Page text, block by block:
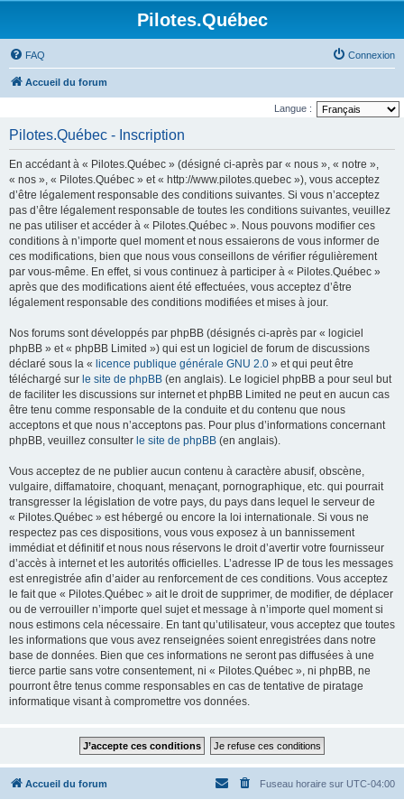
Pilotes.Québec
FAQ Connexion
Accueil du forum
Langue :
Pilotes.Québec - Inscription
En accédant à « Pilotes.Québec » (désigné ci-après par « nous », « notre »,
« nos », « Pilotes.Québec » et « http://www.pilotes.quebec »), vous acceptez
d’être légalement responsable des conditions suivantes. Si vous n’acceptez
pas d’être légalement responsable de toutes les conditions suivantes, veuillez
ne pas utiliser et accéder à « Pilotes.Québec ». Nous pouvons modifier ces
conditions à n’importe quel moment et nous essaierons de vous informer de
ces modifications, bien que nous vous conseillons de vérifier régulièrement
par vous-même. En effet, si vous continuez à participer à « Pilotes.Québec »
après que des modifications aient été effectuées, vous acceptez d’être
légalement responsable des conditions modifiées et mises à jour.
Nos forums sont développés par phpBB (désignés ci-après par « logiciel
phpBB » et « phpBB Limited ») qui est un logiciel de forum de discussions
déclaré sous la « licence publique générale GNU 2.0 » et qui peut être
téléchargé sur le site de phpBB (en anglais). Le logiciel phpBB a pour seul but
de faciliter les discussions sur internet et phpBB Limited ne peut en aucun cas
être tenu comme responsable de la conduite et du contenu que nous
acceptons et que nous n’acceptons pas. Pour plus d’informations concernant
phpBB, veuillez consulter le site de phpBB (en anglais).
Vous acceptez de ne publier aucun contenu à caractère abusif, obscène,
vulgaire, diffamatoire, choquant, menaçant, pornographique, etc. qui pourrait
transgresser la législation de votre pays, du pays dans lequel le serveur de
« Pilotes.Québec » est hébergé ou encore la loi internationale. Si vous ne
respectez pas ces dispositions, vous vous exposez à un bannissement
immédiat et définitif et nous nous réservons le droit d’avertir votre fournisseur
d’accès à internet et les autorités officielles. L’adresse IP de tous les messages
est enregistrée afin d’aider au renforcement de ces conditions. Vous acceptez
le fait que « Pilotes.Québec » ait le droit de supprimer, de modifier, de déplacer
ou de verrouiller n’importe quel sujet et message à n’importe quel moment si
nous estimons cela nécessaire. En tant qu’utilisateur, vous acceptez que toutes
les informations que vous avez renseignées soient enregistrées dans notre
base de données. Bien que ces informations ne seront pas diffusées à une
tierce partie sans votre consentement, ni « Pilotes.Québec », ni phpBB, ne
pourront être tenus comme responsables en cas de tentative de piratage
informatique visant à compromettre vos données.
Accueil du forum Fuseau horaire sur UTC-04:00